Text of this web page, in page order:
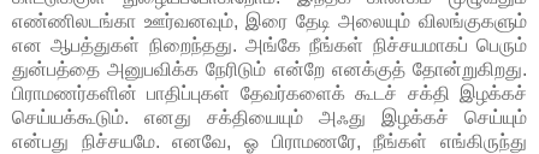
எண்ணிலடங்கா ஊர்வனவும், இரை தேடி அலையும் விலங்குகளும்
என ஆபத்துகள் நிறைந்தது. அங்கே நீங்கள் நிச்சயமாகப் பெரும்
துன்பத்தை அனுபவிக்க நேரிடும் என்றே எனக்குத் தோன்றுகிறது.
பிராமணர்களின் பாதிப்புகள் தேவர்களைக் கூடச் சக்தி இழக்கச்
செய்யக்கூடும். எனது சக்தியையும் அஃது இழக்கச் செய்யும்
என்பது நிச்சயமே. எனவே, ஓ பிராமணரே, நீங்கள் எங்கிருந்து